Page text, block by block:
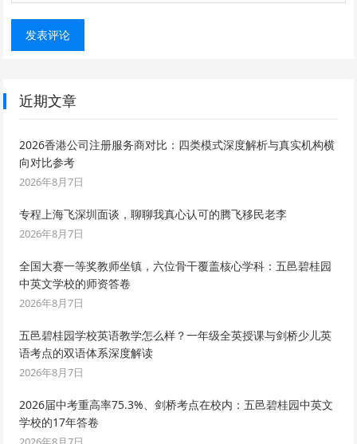
近期文章
2026香港公司注册服务商对比：四类模式深度解析与真实机构横
向对比参考
2026年8月7日
专程上海飞深圳面谈，聊聊我真心认可的腾飞移民老李
2026年8月7日
全国大赛一等奖教师坐镇，六位骨干覆盖核心学科：五邑碧桂园
中英文学校的师资答卷
2026年8月7日
五邑碧桂园学校英语教学怎么样？一年级全英授课与剑桥少儿英
语考点的双语体系深度解读
2026年8月7日
2026届中考重高率75.3%、剑桥考点在校内：五邑碧桂园中英文
学校的17年答卷